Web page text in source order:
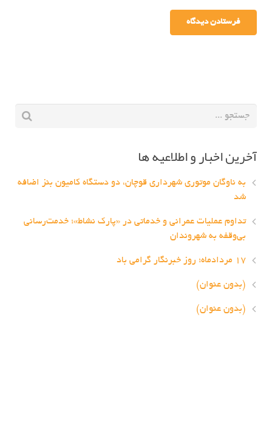
آخرین اخبار و اطلاعیه ها
به ناوگان موتوری شهرداری قوچان، دو دستگاه کامیون بنز اضافه
شد
تداوم عملیات عمرانی و خدماتی در «پارک نشاط»؛ خدمت‌رسانی
بی‌وقفه به شهروندان
۱۷ مردادماه؛ روز خبرنگار گرامی باد
(بدون عنوان)
(بدون عنوان)